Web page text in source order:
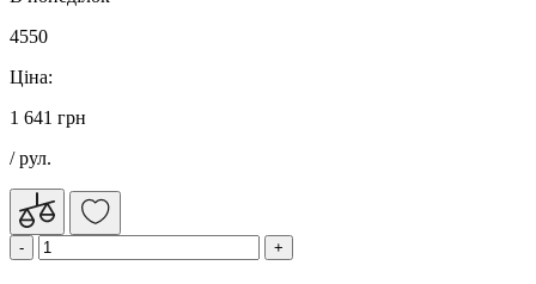
4550
Ціна:
1 641 грн
/ рул.